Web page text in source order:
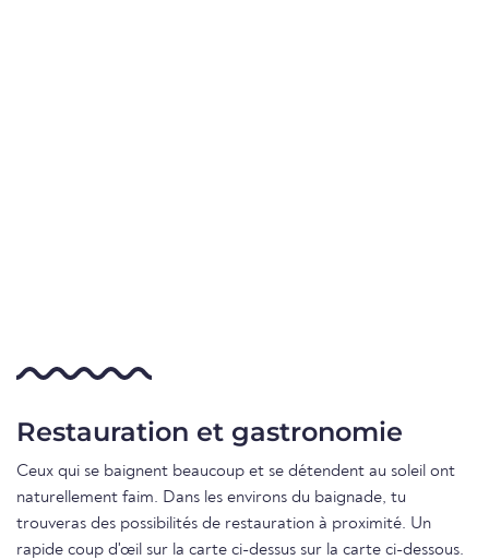
Restauration et gastronomie
Ceux qui se baignent beaucoup et se détendent au soleil ont
naturellement faim. Dans les environs du baignade, tu
trouveras des possibilités de restauration à proximité. Un
rapide coup d'œil sur la carte ci-dessus sur la carte ci-dessous.